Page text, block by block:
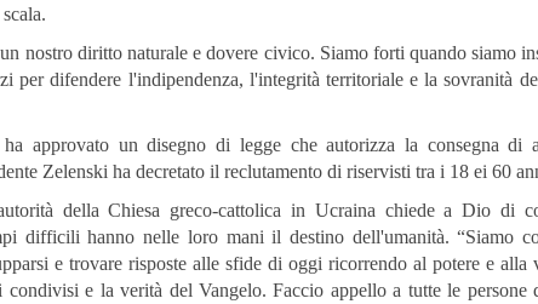
nostro diritto naturale e dovere civico. Siamo forti quando siamo
per difendere l'indipendenza, l'integrità territoriale e la sovranità
approvato un disegno di legge che autorizza la consegna di
Zelenski ha decretato il reclutamento di riservisti tra i 18 ei 60
della Chiesa greco-cattolica in Ucraina chiede a Dio di
difficili hanno nelle loro mani il destino dell'umanità. “Siamo
e trovare risposte alle sfide di oggi ricorrendo al potere e alla
e la verità del Vangelo. Faccio appello a tutte le persone